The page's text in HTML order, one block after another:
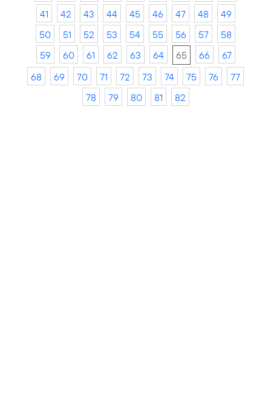
41
42 43 44 45 46 47 48
49
50
51 52 53 54 55 56 57
58
59
60 61 62 63 64 65 66
67
68
69 70 71 72 73 74 75 76
77
78
79 80 81 82